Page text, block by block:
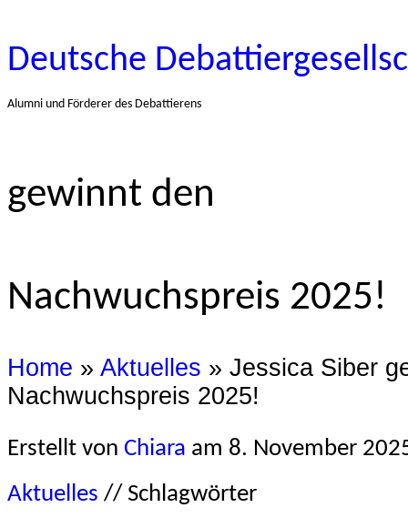
Deutsche
Alumni und Förderer des Debattierens
gewinnt den
Nachwuchspreis 2025!
Home » Aktuelles » Jessica Siber
Nachwuchspreis 2025!
Erstellt von Chiara am 8. November
Aktuelles // Schlagwörter